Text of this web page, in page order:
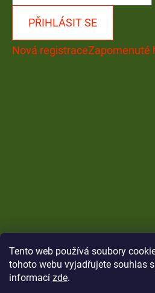
Tento web používá soubory
tohoto webu vyjadřujete souhlas
informací zde.
PŘIHLÁSIT SE
Nová registraceZapomenuté